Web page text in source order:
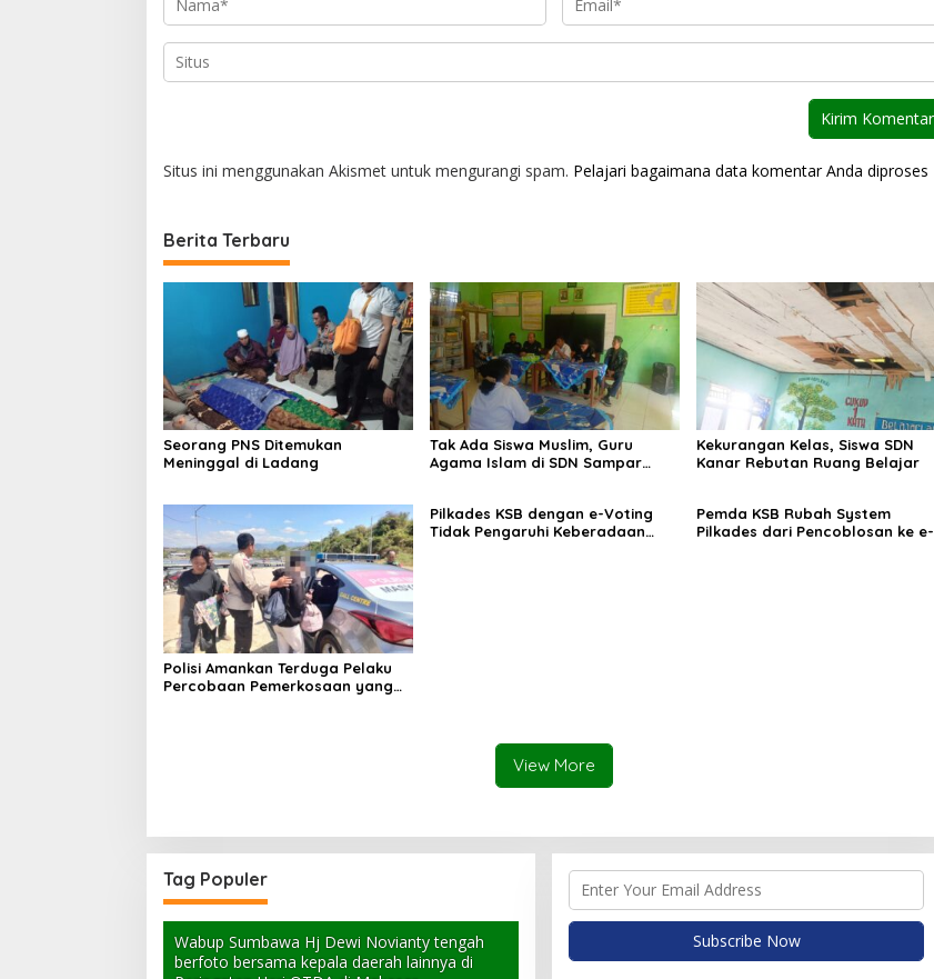
Situs ini menggunakan Akismet untuk mengurangi spam. Pelajari bagaimana data komentar Anda diproses
Berita Terbaru
Seorang PNS Ditemukan
Meninggal di Ladang
Tak Ada Siswa Muslim, Guru
Agama Islam di SDN Sampar
Kekurangan Kelas, Siswa SDN
Kanar Rebutan Ruang Belajar
Polisi Amankan Terduga Pelaku
Percobaan Pemerkosaan yang
Pilkades KSB dengan e-Voting
Tidak Pengaruhi Keberadaan
Pemda KSB Rubah System
Pilkades dari Pencoblosan ke e-
View More
Tag Populer
Wabup Sumbawa Hj Dewi Novianty tengah
berfoto bersama kepala daerah lainnya di